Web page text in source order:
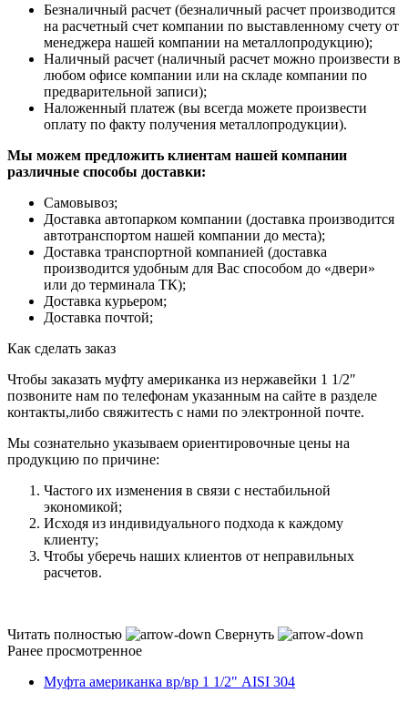
Безналичный расчет (безналичный расчет производится
на расчетный счет компании по выставленному счету от
менеджера нашей компании на металлопродукцию);
Наличный расчет (наличный расчет можно произвести в
любом офисе компании или на складе компании по
предварительной записи);
Наложенный платеж (вы всегда можете произвести
оплату по факту получения металлопродукции).
Мы можем предложить клиентам нашей компании
различные способы доставки:
Самовывоз;
Доставка автопарком компании (доставка производится
автотранспортом нашей компании до места);
Доставка транспортной компанией (доставка
производится удобным для Вас способом до «двери»
или до терминала ТК);
Доставка курьером;
Доставка почтой;
Как сделать заказ
Чтобы заказать муфту американка из нержавейки 1 1/2″
позвоните нам по телефонам указанным на сайте в разделе
контакты,либо свяжитесть с нами по электронной почте.
Мы сознательно указываем ориентировочные цены на
продукцию по причине:
Частого их изменения в связи с нестабильной
экономикой;
Исходя из индивидуального подхода к каждому
клиенту;
Чтобы уберечь наших клиентов от неправильных
расчетов.
Читать полностью
Свернуть
Ранее просмотренное
Муфта американка вр/вр 1 1/2" AISI 304